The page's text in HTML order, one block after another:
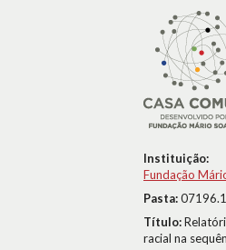
Instituição:
Fundação
Pasta:
Título:
racial na